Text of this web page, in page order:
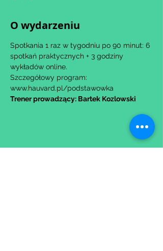
O wydarzeniu
Spotkania 1 raz w tygodniu po 90 minut: 6
spotkań praktycznych + 3 godziny
wykładów online.
Szczegółowy program:
www.hauvard.pl/podstawowka
Trener prowadzący: Bartek Kozlowski